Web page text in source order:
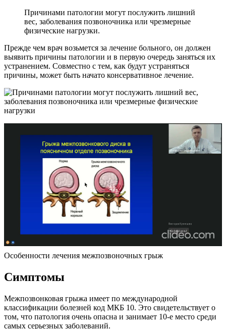
Причинами патологии могут послужить лишний
вес, заболевания позвоночника или чрезмерные
физические нагрузки.
Прежде чем врач возьмется за лечение больного, он должен
выявить причины патологии и в первую очередь заняться их
устранением. Совместно с тем, как будут устраняться
причины, может быть начато консервативное лечение.
Особенности лечения межпозвоночных грыж
Симптомы
Межпозвонковая грыжа имеет по международной
классификации болезней код МКБ 10. Это свидетельствует о
том, что патология очень опасна и занимает 10-е место среди
самых серьезных заболеваний.